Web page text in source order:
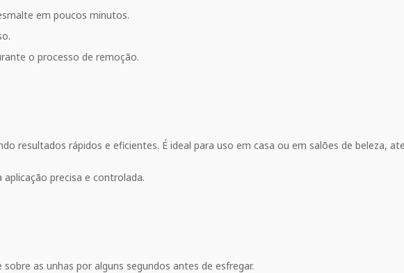
em poucos minutos.
o processo de remoção.
resultados rápidos e eficientes. É ideal para uso em casa ou em salões de beleza,
precisa e controlada.
as unhas por alguns segundos antes de esfregar.